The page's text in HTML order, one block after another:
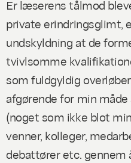
Er læserens tålmod
private erindringsglimt,
undskyldning at de
tvivlsomme
som fuldgyldig
afgørende for min
(noget som ikke blot
venner, kolleger,
debattører etc. gennem